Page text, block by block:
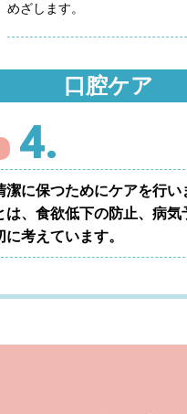
めざします。
口腔ケア
4.
に保つためにケアを行い
、食欲低下の防止、病気
考えています。